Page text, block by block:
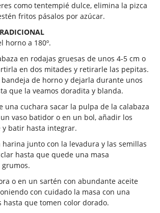
como tentempié dulce, elimina la pizca
fritos pásalos por azúcar.
horno a 180º.
en rodajas gruesas de unos 4-5 cm o
en dos mitades y retirarle las pepitas.
de horno y dejarla durante unos
que la veamos doradita y blanda.
una cuchara sacar la pulpa de la calabaza
vaso batidor o en un bol, añadir los
y batir hasta integrar.
junto con la levadura y las semillas
hasta que quede una masa
grumos.
o en un sartén con abundante aceite
con cuidado la masa con una
hasta que tomen color dorado.